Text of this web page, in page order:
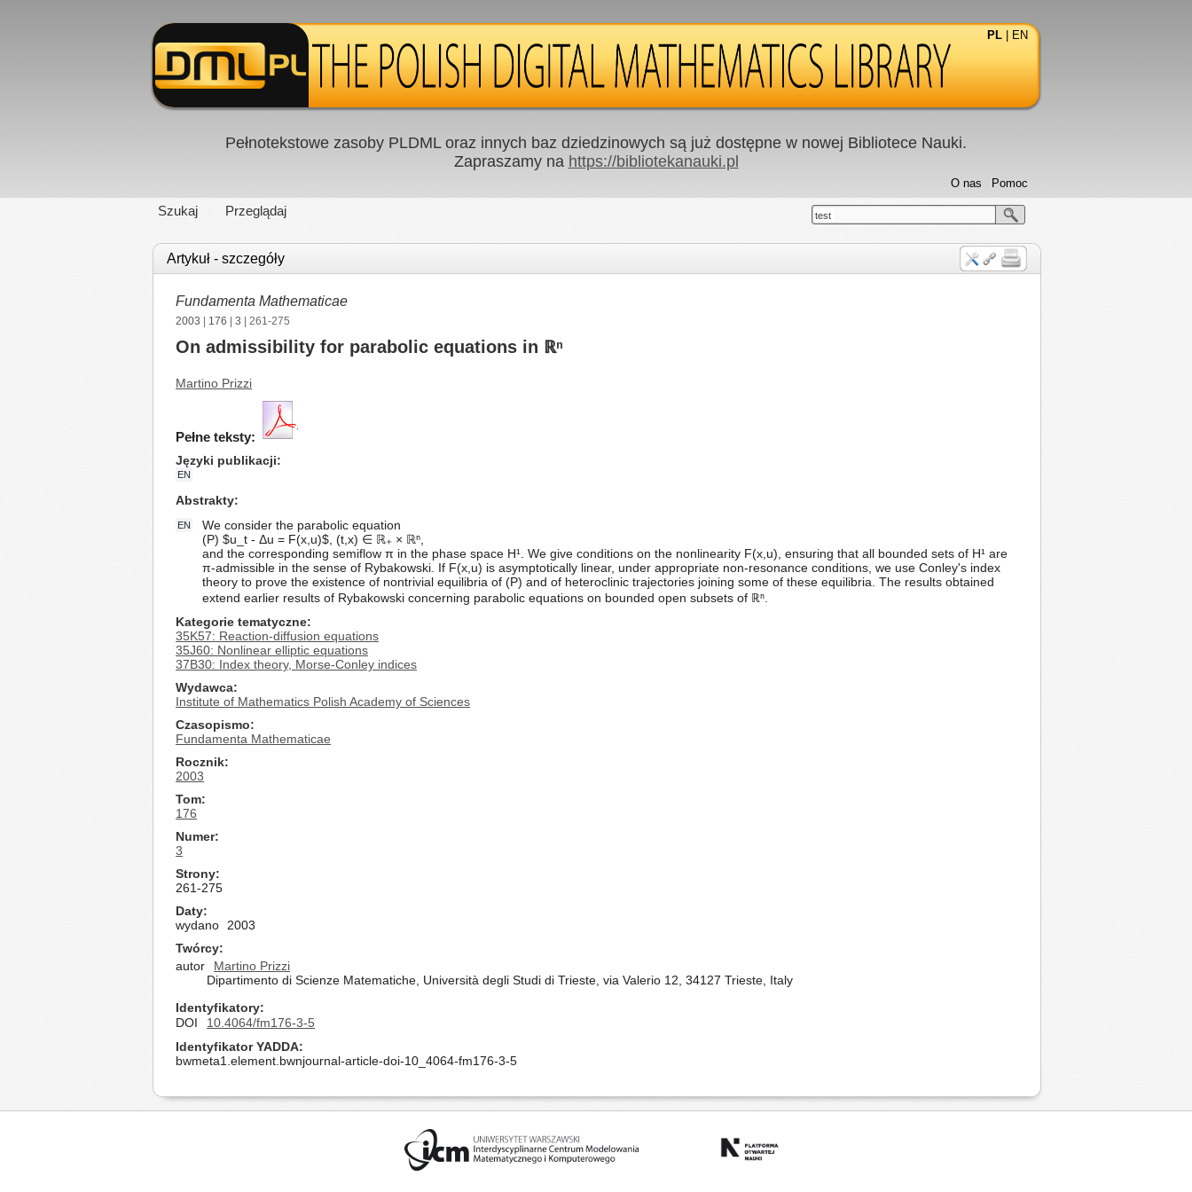
PL EN
Pełnotekstowe zasoby PLDML oraz innych baz dziedzinowych są już dostępne w nowej Bibliotece Nauki.
Zapraszamy na https://bibliotekanauki.pl
Szukaj Przeglądaj
Pomoc
O nas
test
Artykuł - szczegóły
Fundamenta Mathematicae
2003 176 3 | 261-275
On admissibility for parabolic equations in ℝⁿ
Martino Prizzi
Pełne teksty:
Języki publikacji
EN
Abstrakty
EN
We consider the parabolic equation
(P) $u_t - Δu = F(x,u)$, (t,x) ∈ ℝ₊ × ℝⁿ,
and the corresponding semiflow π in the phase space H¹. We give conditions on the nonlinearity F(x,u), ensuring that all bounded sets of H¹ are
π-admissible in the sense of Rybakowski. If F(x,u) is asymptotically linear, under appropriate non-resonance conditions, we use Conley's index
theory to prove the existence of nontrivial equilibria of (P) and of heteroclinic trajectories joining some of these equilibria. The results obtained
extend earlier results of Rybakowski concerning parabolic equations on bounded open subsets of ℝⁿ.
Kategorie tematyczne
35K57: Reaction-diffusion equations
35J60: Nonlinear elliptic equations
37B30: Index theory, Morse-Conley indices
Wydawca
Institute of Mathematics Polish Academy of Sciences
Czasopismo
Fundamenta Mathematicae
Rocznik
2003
Tom
176
Numer
3
Strony
261-275
Daty
wydano
2003
Twórcy
autor
Martino Prizzi
Dipartimento di Scienze Matematiche, Università degli Studi di Trieste, via Valerio 12, 34127 Trieste, Italy
Identyfikatory
DOI
10.4064/fm176-3-5
Identyfikator YADDA
bwmeta1.element.bwnjournal-article-doi-10_4064-fm176-3-5